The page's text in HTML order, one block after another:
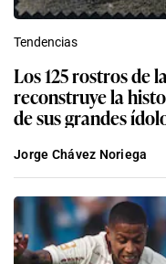
Tendencias
Los 125 rostros de
reconstruye la
de sus grandes
Jorge Chávez Noriega